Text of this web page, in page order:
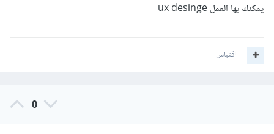
يمكنك بها العمل ux desinge
اقتباس
0